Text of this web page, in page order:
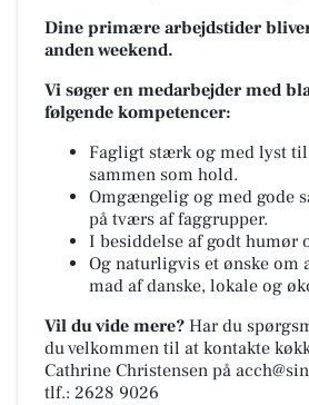
Dine primære arbejdstider
anden weekend.
Vi søger en medarbejder med
følgende kompetencer:
Fagligt stærk og med lyst
sammen som hold.
Omgængelig og med gode
på tværs af faggrupper.
I besiddelse af godt humør
Og naturligvis et ønske om
mad af danske, lokale og
Vil du vide mere? Har du
du velkommen til at kontakte
Cathrine Christensen på
tlf.: 2628 9026